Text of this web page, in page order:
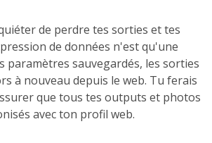
de perdre tes sorties et tes
de données n'est qu'une
paramètres sauvegardés, les sorties
à nouveau depuis le web. Tu ferais
que tous tes outputs et photos
avec ton profil web.